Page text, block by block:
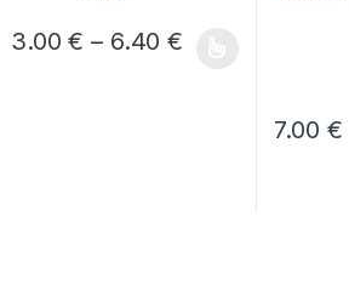
3.00€ – 6.40€Price range:
Αυτό το προϊόν έχει πολλαπλές
7.00 €